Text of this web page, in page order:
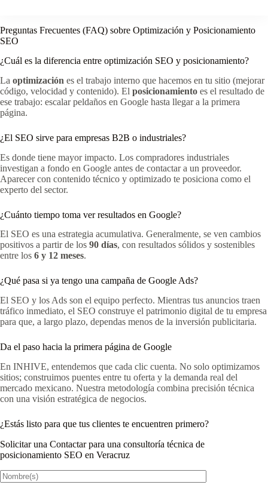
Preguntas Frecuentes (FAQ) sobre Optimización y Posicionamiento
SEO
¿Cuál es la diferencia entre optimización SEO y posicionamiento?
La optimización es el trabajo interno que hacemos en tu sitio (mejorar
código, velocidad y contenido). El posicionamiento es el resultado de
ese trabajo: escalar peldaños en Google hasta llegar a la primera
página.
¿El SEO sirve para empresas B2B o industriales?
Es donde tiene mayor impacto. Los compradores industriales
investigan a fondo en Google antes de contactar a un proveedor.
Aparecer con contenido técnico y optimizado te posiciona como el
experto del sector.
¿Cuánto tiempo toma ver resultados en Google?
El SEO es una estrategia acumulativa. Generalmente, se ven cambios
positivos a partir de los 90 días, con resultados sólidos y sostenibles
entre los 6 y 12 meses.
¿Qué pasa si ya tengo una campaña de Google Ads?
El SEO y los Ads son el equipo perfecto. Mientras tus anuncios traen
tráfico inmediato, el SEO construye el patrimonio digital de tu empresa
para que, a largo plazo, dependas menos de la inversión publicitaria.
Da el paso hacia la primera página de Google
En INHIVE, entendemos que cada clic cuenta. No solo optimizamos
sitios; construimos puentes entre tu oferta y la demanda real del
mercado mexicano. Nuestra metodología combina precisión técnica
con una visión estratégica de negocios.
¿Estás listo para que tus clientes te encuentren primero?
Solicitar una Contactar para una consultoría técnica de
posicionamiento SEO en Veracruz